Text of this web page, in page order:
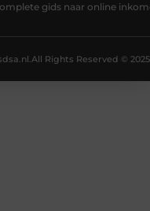
gids naar online
All Rights Reserved © 2025